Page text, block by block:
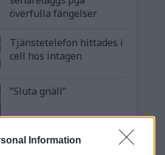
Information
överfulla fängelser
Tjänstetelefon hittades i
cell hos intagen
”Sluta gnäll”